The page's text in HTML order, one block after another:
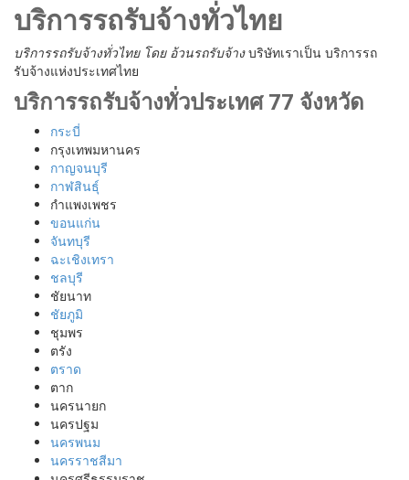
บริการรถรับจ้างทั่วไทย
บริการรถรับจ้างทั่วไทย โดย อ้วนรถรับจ้างบริษัทเราเป็น บริการรถ
รับจ้างแห่งประเทศไทย
บริการรถรับจ้างทั่วประเทศ 77 จังหวัด
กระบี่
กรุงเทพมหานคร
กาญจนบุรี
กาฬสินธุ์
กำแพงเพชร
ขอนแก่น
จันทบุรี
ฉะเชิงเทรา
ชลบุรี
ชัยนาท
ชัยภูมิ
ชุมพร
ตรัง
ตราด
ตาก
นครนายก
นครปฐม
นครพนม
นครราชสีมา